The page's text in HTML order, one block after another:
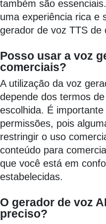
também são
uma experiência rica e
gerador de voz TTS de
Posso usar a voz
comerciais?
A utilização da voz
depende dos termos
escolhida. É
permissões, pois
restringir o uso
conteúdo para
que você está em
estabelecidas.
O gerador de voz
preciso?